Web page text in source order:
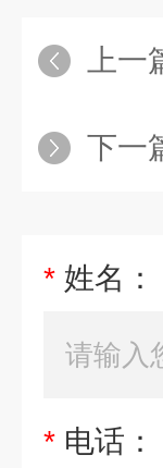
上一
下一
* 姓名：
* 电话：